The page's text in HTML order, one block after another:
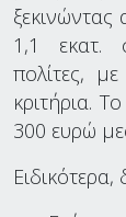
ξεκινώντας
1,1 εκατ.
πολίτες,
κριτήρια.
300 ευρώ
Ειδικότερα,